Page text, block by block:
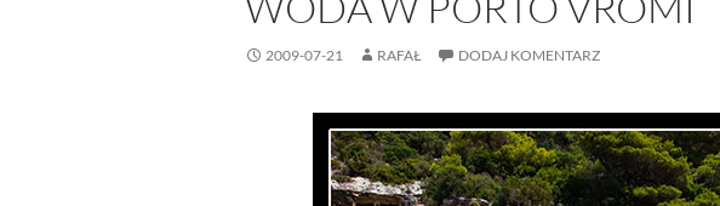
2009-07-21 RAFAŁ DODAJ KOMENTARZ